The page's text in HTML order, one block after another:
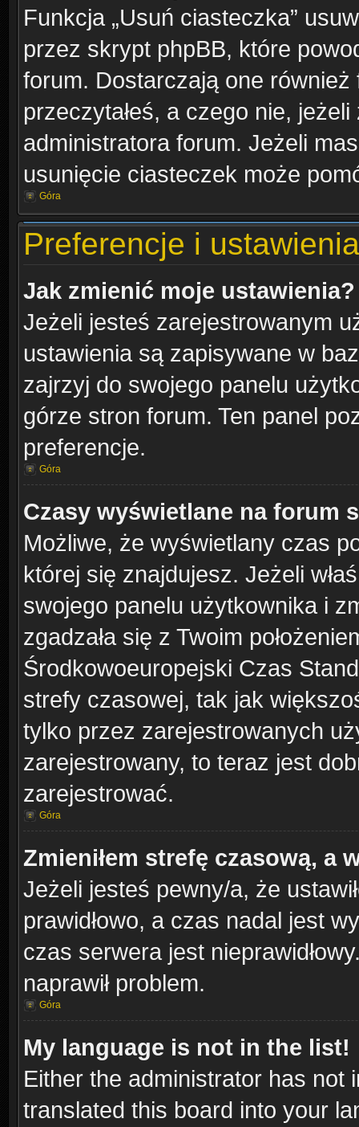
Funkcja „Usuń ciasteczka”
przez skrypt phpBB, które
forum. Dostarczają one
przeczytałeś, a czego nie, jeżeli
administratora forum. Jeżeli
usunięcie ciasteczek może
Góra
Preferencje i
Jak zmienić moje ustawienia?
Jeżeli jesteś zarejestrowanym
ustawienia są zapisywane w
zajrzyj do swojego panelu
górze stron forum. Ten panel
preferencje.
Góra
Czasy wyświetlane na forum
Możliwe, że wyświetlany czas
której się znajdujesz. Jeżeli
swojego panelu użytkownika i
zgadzała się z Twoim
Środkowoeuropejski Czas
strefy czasowej, tak jak
tylko przez zarejestrowanych
zarejestrowany, to teraz jest
zarejestrować.
Góra
Zmieniłem strefę czasową, a
Jeżeli jesteś pewny/a, że
prawidłowo, a czas nadal jest
czas serwera jest
naprawił problem.
Góra
My language is not in the list!
Either the administrator has not
translated this board into your